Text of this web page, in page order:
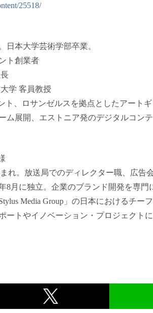
25518/
日本大学芸術学部卒業。
ト創業者
学 客員教授
ト、ロサンゼルスを拠点としたアート
ム展開、エストニア発のデジタルコン
まれ。放送局でのディレクター職、広
8月に独立。企業のブランド開発を専
Media Group」の日本におけるチ
ートやイノベーション・プロジェクト